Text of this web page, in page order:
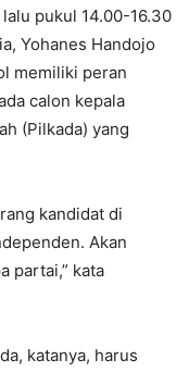
pukul 14.00-16.30
Yohanes Handojo
memiliki peran
calon kepala
(Pilkada) yang
kandidat di
Akan
partai,” kata
katanya, harus